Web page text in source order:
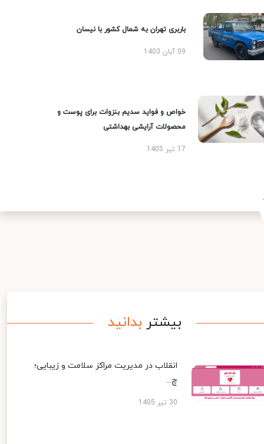
باربری تهران به شمال کشور با نیسان
09 آبان 1403
خواص و فواید سدیم بنزوات برای پوست و
محصولات آرایشی بهداشتی
17 تیر 1405
بیشتر بدانید
انقلاب در مدیریت مراکز سلامت و زیبایی؛
چ...
30 تیر 1405